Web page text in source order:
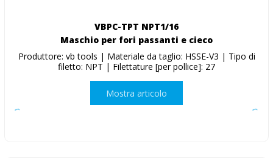
VBPC-TPT NPT1/16
Maschio per fori passanti e cieco
Produttore: vb tools | Materiale da taglio: HSSE-V3 | Tipo di
filetto: NPT | Filettature [per pollice]: 27
Mostra articolo